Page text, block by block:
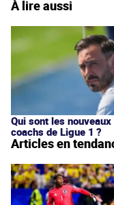
À lire aussi
Qui sont les nouveaux
coachs de Ligue 1 ?
Articles en